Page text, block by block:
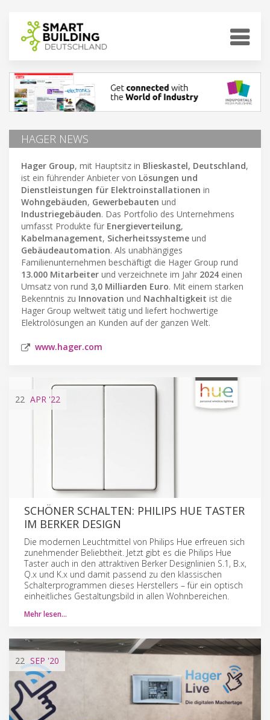
HAGER NEWS
Hager Group, mit Hauptsitz in Blieskastel, Deutschland,
ist ein führender Anbieter von Lösungen und
Dienstleistungen für Elektroinstallationen in
Wohngebäuden, Gewerbebauten und
Industriegebäuden. Das Portfolio des Unternehmens
umfasst Produkte für Energieverteilung,
Kabelmanagement, Sicherheitssysteme und
Gebäudeautomation. Als unabhängiges
Familienunternehmen beschäftigt die Hager Group rund
13.000 Mitarbeiter und verzeichnete im Jahr 2024 einen
Umsatz von rund 3,0 Milliarden Euro. Mit einem starken
Bekenntnis zu Innovation und Nachhaltigkeit ist die
Hager Group weltweit tätig und liefert hochwertige
Elektrolösungen an Kunden auf der ganzen Welt.
www.hager.com
22 APR '22
SCHÖNER SCHALTEN: PHILIPS HUE TASTER
IM BERKER DESIGN
Die modernen Leuchtmittel von Philips Hue erfreuen sich
zunehmender Beliebtheit. Jetzt gibt es die Philips Hue
Taster auch in den attraktiven Berker Designlinien S.1, B.x,
Q.x und K.x und damit passend zu den klassischen
Schalterprogrammen dieses Herstellers – für ein optisch
einheitliches Gestaltungsbild in allen Wohnbereichen.
Mehr lesen…
22 SEP '20